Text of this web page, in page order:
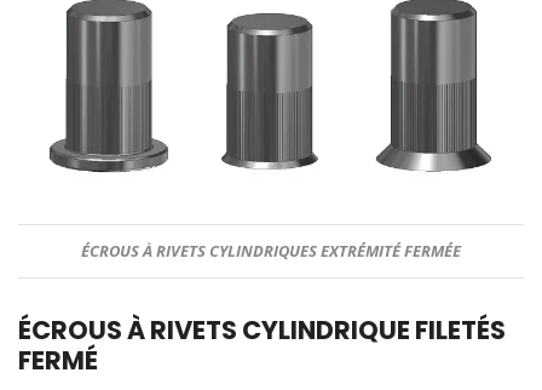
ÉCROUS À RIVETS CYLINDRIQUES EXTRÉMITÉ FERMÉE
ÉCROUS À RIVETS CYLINDRIQUE FILETÉS
FERMÉ